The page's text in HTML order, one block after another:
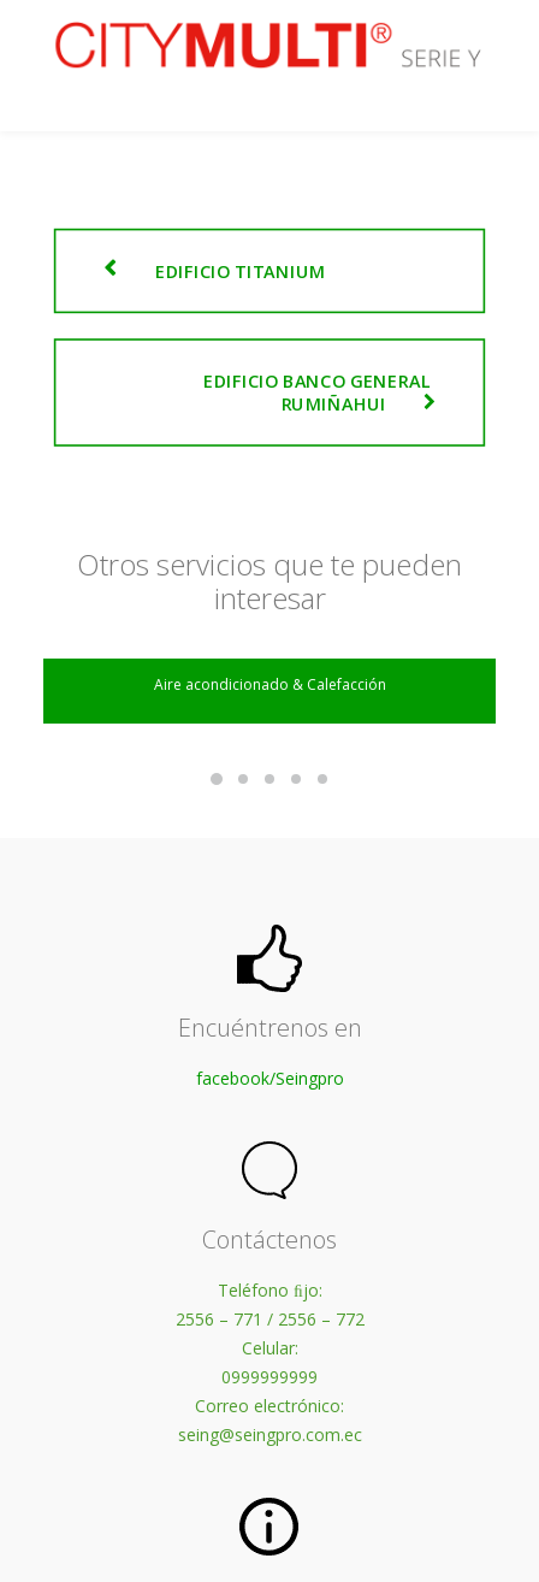
EDIFICIO TITANIUM
EDIFICIO BANCO GENERAL
RUMIÑAHUI
Otros servicios que te pueden
interesar
Aire acondicionado & Calefacción
Encuéntrenos en
facebook/Seingpro
Contáctenos
Teléfono ﬁjo:
2556 – 771 / 2556 – 772
Celular:
0999999999
Correo electrónico:
seing@seingpro.com.ec